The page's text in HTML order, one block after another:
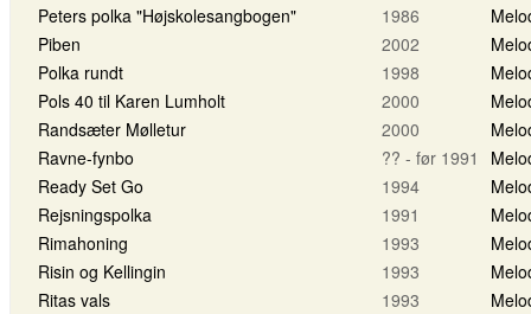
Peters polka "Højskolesangbogen"
1986
Piben
2002
Polka rundt
1998
Pols 40 til Karen Lumholt
2000
Randsæter Mølletur
2000
Ravne-fynbo
?? - før 1991
Ready Set Go
1994
Rejsningspolka
1991
Rimahoning
1993
Risin og Kellingin
1993
Ritas vals
1993